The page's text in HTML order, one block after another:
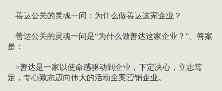
善达公关的灵魂一问：为什么做善达这家企业？
善达公关的灵魂一问是“为什么做善达这家企业？”。答案
是：
>善达是一家以使命感驱动到企业，下定决心，立志笃
定，专心致志迈向伟大的活动全案营销企业。